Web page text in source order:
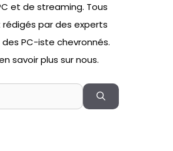
et de streaming. Tous
par des experts
PC-iste chevronnés.
savoir plus sur nous.